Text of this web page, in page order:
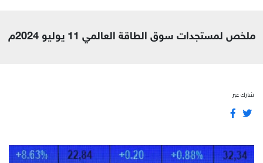
ملخص لمستجدات سوق الطاقة العالمي 11 يوليو 2024م
شارك عبر